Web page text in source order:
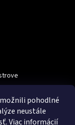
pohodlné
neustále
Viac informácií